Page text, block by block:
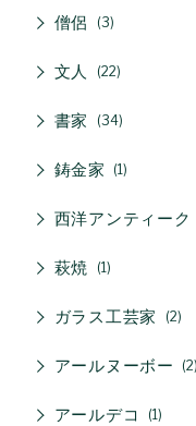
僧侶 3
文人 22
書家 34
鋳金家 1
西洋アンティーク
萩焼 1
ガラス工芸家 2
アールヌーボー 2
アールデコ 1